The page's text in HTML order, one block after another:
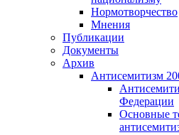
Нормотворчество
Мнения
Публикации
Документы
Архив
Антисемитизм
Федерации
Основные